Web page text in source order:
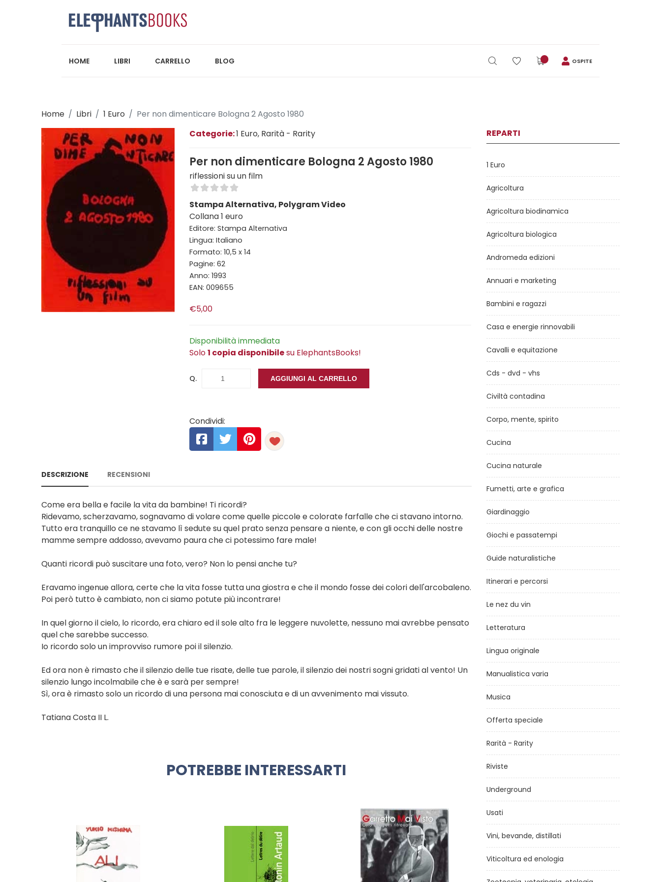
HOME LIBRI CARRELLO BLOG OSPITE
Home Libri 1 Euro
Per non dimenticare Bologna 2 Agosto 1980
Categorie:1 Euro, Rarità - Rarity
Per non dimenticare Bologna 2 Agosto 1980
riflessioni su un film
Stampa Alternativa, Polygram Video
Collana 1 euro
Editore: Stampa Alternativa
Lingua: Italiano
Formato: 10,5 x 14
Pagine: 62
Anno: 1993
EAN: 009655
€5,00
Disponibilità immediata
Solo1 copia disponibilesu ElephantsBooks!
Q. AGGIUNGI AL CARRELLO
Condividi:
DESCRIZIONE RECENSIONI
Come era bella e facile la vita da bambine! Ti ricordi?
Ridevamo, scherzavamo, sognavamo di volare come quelle piccole e colorate farfalle che ci stavano intorno.
Tutto era tranquillo ce ne stavamo lì sedute su quel prato senza pensare a niente, e con gli occhi delle nostre
mamme sempre addosso, avevamo paura che ci potessimo fare male!
Quanti ricordi può suscitare una foto, vero? Non lo pensi anche tu?
Eravamo ingenue allora, certe che la vita fosse tutta una giostra e che il mondo fosse dei colori dell'arcobaleno.
Poi però tutto è cambiato, non ci siamo potute più incontrare!
In quel giorno il cielo, lo ricordo, era chiaro ed il sole alto fra le leggere nuvolette, nessuno mai avrebbe pensato
quel che sarebbe successo.
Io ricordo solo un improvviso rumore poi il silenzio.
Ed ora non è rimasto che il silenzio delle tue risate, delle tue parole, il silenzio dei nostri sogni gridati al vento! Un
silenzio lungo incolmabile che è e sarà per sempre!
Sì, ora è rimasto solo un ricordo di una persona mai conosciuta e di un avvenimento mai vissuto.
Tatiana Costa II L.
POTREBBE INTERESSARTI
REPARTI
1 Euro
Agricoltura
Agricoltura biodinamica
Agricoltura biologica
Andromeda edizioni
Annuari e marketing
Bambini e ragazzi
Casa e energie rinnovabili
Cavalli e equitazione
Cds - dvd - vhs
Civiltà contadina
Corpo, mente, spirito
Cucina
Cucina naturale
Fumetti, arte e grafica
Giardinaggio
Giochi e passatempi
Guide naturalistiche
Itinerari e percorsi
Le nez du vin
Letteratura
Lingua originale
Manualistica varia
Musica
Offerta speciale
Rarità - Rarity
Riviste
Underground
Usati
Vini, bevande, distillati
Viticoltura ed enologia